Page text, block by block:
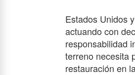
Estados Unidos
actuando con
responsabilidad
terreno necesita
restauración en